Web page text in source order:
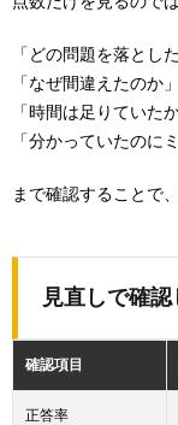
「どの問題を落とし
「なぜ間違えたのか」
「時間は足りていたか
「分かっていたのに
まで確認することで
見直しで確
確認項目
正答率